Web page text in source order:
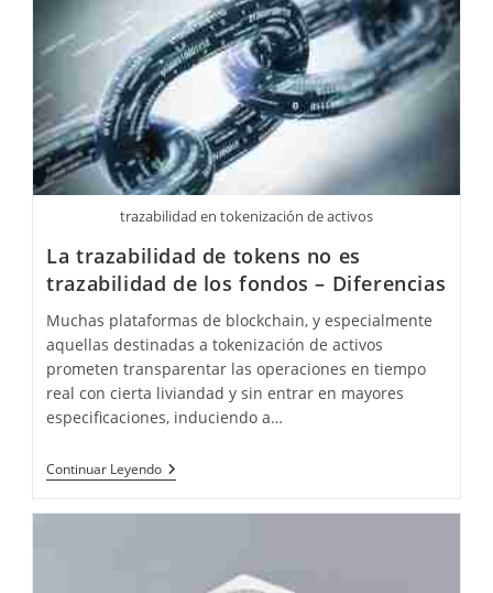
Créditos
Verdes
trazabilidad en tokenización de activos
La trazabilidad de tokens no es
trazabilidad de los fondos – Diferencias
Muchas plataformas de blockchain, y especialmente
aquellas destinadas a tokenización de activos
prometen transparentar las operaciones en tiempo
real con cierta liviandad y sin entrar en mayores
especificaciones, induciendo a…
Continuar LeyendoLa
Trazabilidad
Trazabilidad